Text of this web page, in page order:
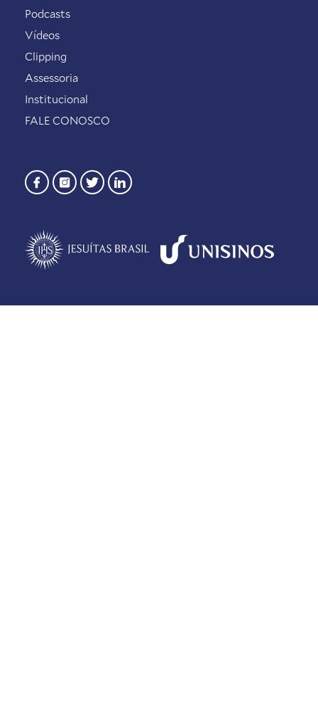
Podcasts
Vídeos
Clipping
Assessoria
Institucional
FALE CONOSCO